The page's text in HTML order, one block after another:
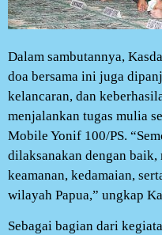
Dalam sambutannya,
doa bersama ini juga
kelancaran, dan
menjalankan tugas mulia
Mobile Yonif 100/PS.
dilaksanakan dengan
keamanan, kedamaian,
wilayah Papua,” ungkap
Sebagai bagian dari